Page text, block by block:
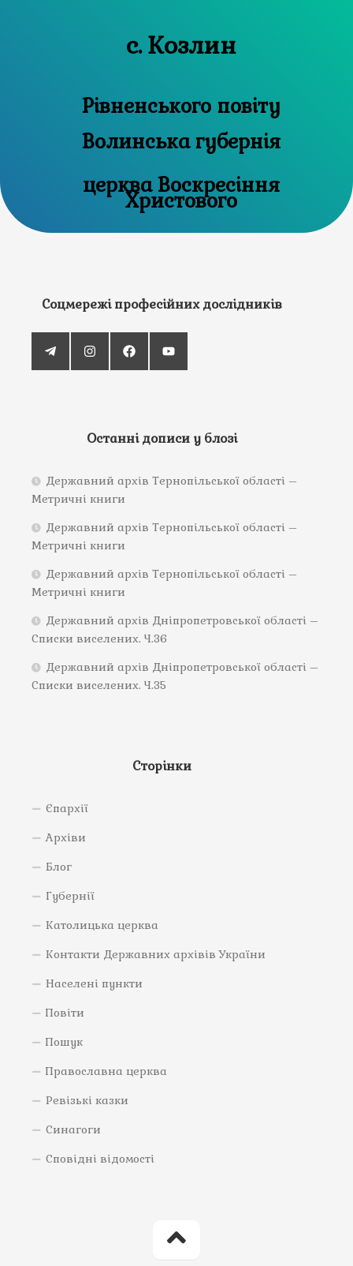
с. Козлин
Рівненського повіту
Волинська губернія
церква Воскресіння
Христового
Соцмережі професійних дослідників
Останні дописи у блозі
Державний архів Тернопільської області –
Метричні книги
Державний архів Тернопільської області –
Метричні книги
Державний архів Тернопільської області –
Метричні книги
Державний архів Дніпропетровської області –
Списки виселених. Ч.36
Державний архів Дніпропетровської області –
Списки виселених. Ч.35
Сторінки
Єпархії
Архіви
Блог
Губернії
Католицька церква
Контакти Державних архівів України
Населені пункти
Повіти
Пошук
Православна церква
Ревізькі казки
Синагоги
Сповідні відомості